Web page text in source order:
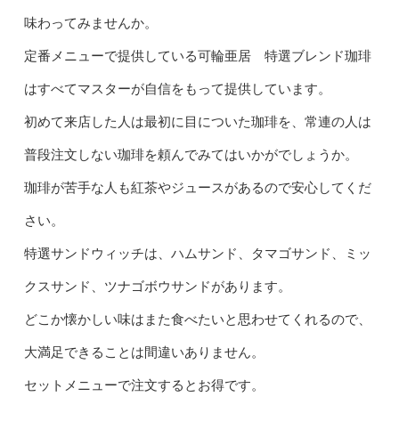
味わってみませんか。
定番メニューで提供している可輪亜居 特選ブレンド珈琲
はすべてマスターが自信をもって提供しています。
初めて来店した人は最初に目についた珈琲を、常連の人は
普段注文しない珈琲を頼んでみてはいかがでしょうか。
珈琲が苦手な人も紅茶やジュースがあるので安心してくだ
さい。
特選サンドウィッチは、ハムサンド、タマゴサンド、ミッ
クスサンド、ツナゴボウサンドがあります。
どこか懐かしい味はまた食べたいと思わせてくれるので、
大満足できることは間違いありません。
セットメニューで注文するとお得です。